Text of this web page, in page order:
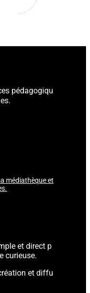
pédagogiqu
médiathèque et
et direct p
curieuse.
et diffu